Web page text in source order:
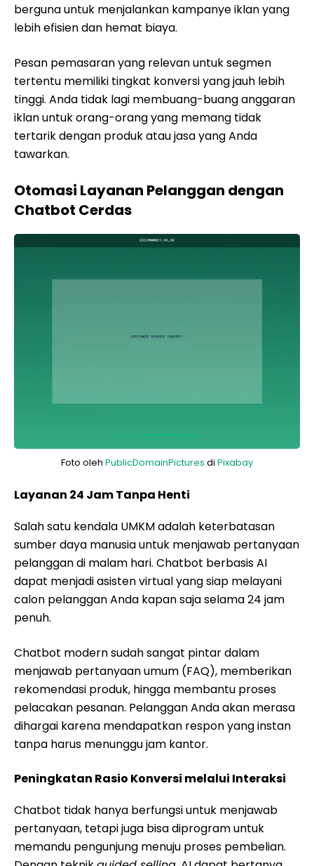
berguna untuk menjalankan kampanye iklan yang
lebih efisien dan hemat biaya.
Pesan pemasaran yang relevan untuk segmen
tertentu memiliki tingkat konversi yang jauh lebih
tinggi. Anda tidak lagi membuang-buang anggaran
iklan untuk orang-orang yang memang tidak
tertarik dengan produk atau jasa yang Anda
tawarkan.
Otomasi Layanan Pelanggan dengan
Chatbot Cerdas
Foto oleh PublicDomainPictures di Pixabay
Layanan 24 Jam Tanpa Henti
Salah satu kendala UMKM adalah keterbatasan
sumber daya manusia untuk menjawab pertanyaan
pelanggan di malam hari. Chatbot berbasis AI
dapat menjadi asisten virtual yang siap melayani
calon pelanggan Anda kapan saja selama 24 jam
penuh.
Chatbot modern sudah sangat pintar dalam
menjawab pertanyaan umum (FAQ), memberikan
rekomendasi produk, hingga membantu proses
pelacakan pesanan. Pelanggan Anda akan merasa
dihargai karena mendapatkan respon yang instan
tanpa harus menunggu jam kantor.
Peningkatan Rasio Konversi melalui Interaksi
Chatbot tidak hanya berfungsi untuk menjawab
pertanyaan, tetapi juga bisa diprogram untuk
memandu pengunjung menuju proses pembelian.